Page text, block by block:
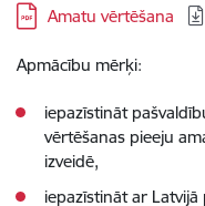
Lejupielādēt:
Amatu vērtēšana
Apmācību mērķi:
iepazīstināt
vērtēšanas pieeju
izveidē,
iepazīstināt ar